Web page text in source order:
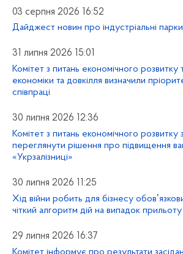
03 серпня 2026 16:52
Дайджест новин про індустріальні
31 липня 2026 15:01
Комітет з питань економічного розвитку
економіки та довкілля визначили
співпраці
30 липня 2026 12:36
Комітет з питань економічного розвитку
переглянути рішення про підвищення
«Укрзалізниці»
30 липня 2026 11:25
Хід війни робить для бізнесу
чіткий алгоритм дій на випадок прильоту
29 липня 2026 16:37
Комітет інформує про результати